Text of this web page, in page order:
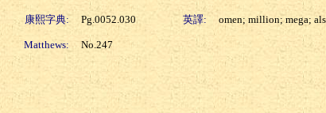
康熙字典: Pg.0052.030 英譯: omen; million; mega;
Matthews: No.247